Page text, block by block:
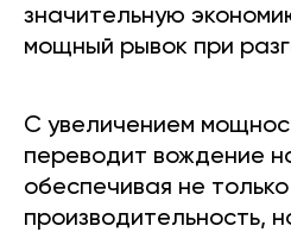
значительную
мощный рывок при
С увеличением
переводит вождение
обеспечивая не
производительность,